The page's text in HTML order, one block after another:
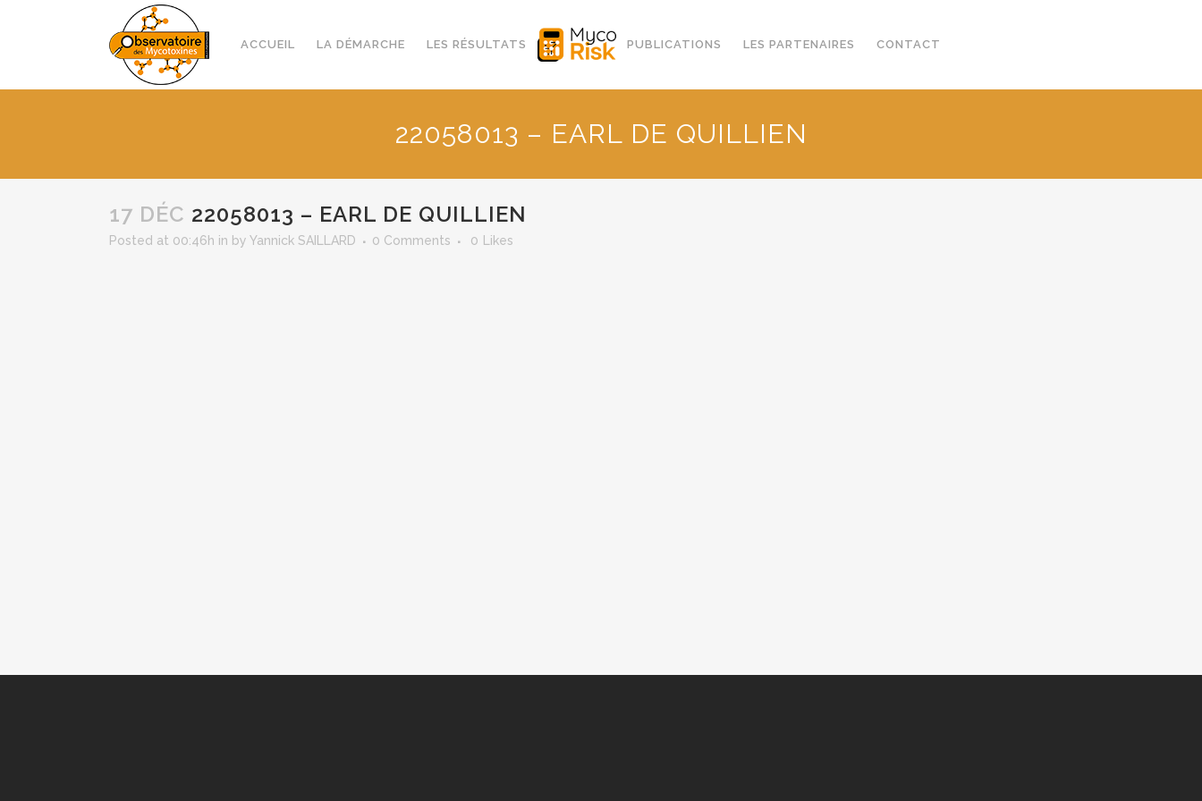
ACCUEIL LA DÉMARCHE LES RÉSULTATS PUBLICATIONS LES PARTENAIRES CONTACT
22058013 – EARL DE QUILLIEN
17 DÉC 22058013 – EARL DE QUILLIEN
Posted at 00:46h in by Yannick SAILLARD 0 Comments 0 Likes